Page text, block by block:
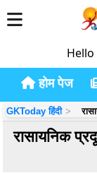
Hello
होम पेज
GKToday हिंदी
रासायनिक